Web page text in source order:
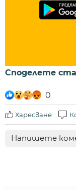
Споделете
0
Харесване